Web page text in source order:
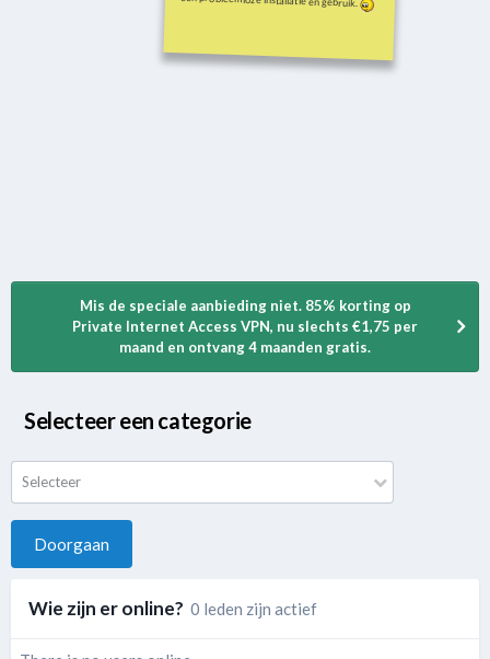
Mis de speciale aanbieding niet. 85% korting op
Private Internet Access VPN, nu slechts €1,75 per
maand en ontvang 4 maanden gratis.
Selecteer een categorie
Selecteer
Doorgaan
Wie zijn er online? 0 leden zijn actief